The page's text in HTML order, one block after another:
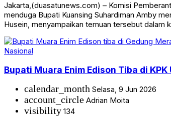
Jakarta,(duasatunews.com) – Komisi
menduga Bupati Kuansing Suhardiman Amby
Husein, menyampaikan temuan tersebut
Nasional
Bupati Muara Enim Edison Tiba di
calendar_month Selasa, 9 Jun 2026
account_circle Adrian Moita
visibility 134